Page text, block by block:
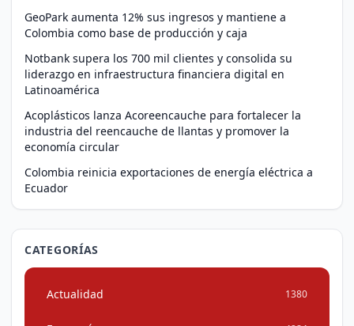
GeoPark aumenta 12% sus ingresos y mantiene a
Colombia como base de producción y caja
Notbank supera los 700 mil clientes y consolida su
liderazgo en infraestructura financiera digital en
Latinoamérica
Acoplásticos lanza Acoreencauche para fortalecer la
industria del reencauche de llantas y promover la
economía circular
Colombia reinicia exportaciones de energía eléctrica a
Ecuador
CATEGORÍAS
Actualidad 1380